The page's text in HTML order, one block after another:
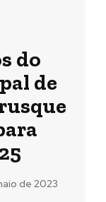
do
de
de 2023